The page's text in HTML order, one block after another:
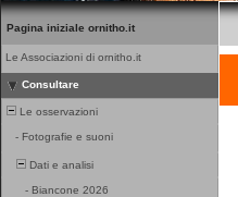
Pagina iniziale ornitho.it
Le Associazioni di ornitho.it
Consultare
Le osservazioni
- Fotografie e suoni
Dati e analisi
- Biancone 2026